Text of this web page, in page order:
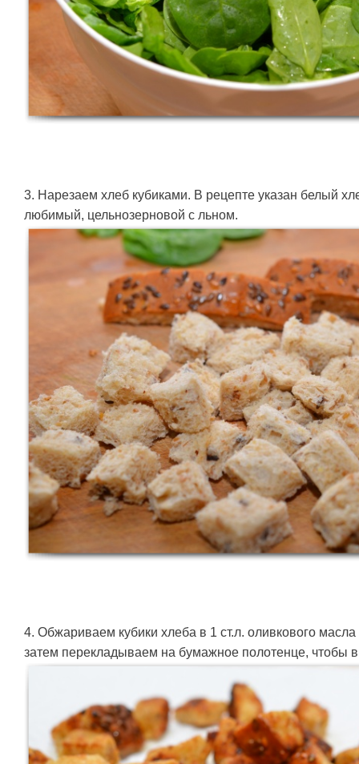
3. Нарезаем хлеб кубиками. В рецепте указан белый
любимый, цельнозерновой с льном.
4. Обжариваем кубики хлеба в 1 ст.л. оливкового масла
затем перекладываем на бумажное полотенце, чтобы